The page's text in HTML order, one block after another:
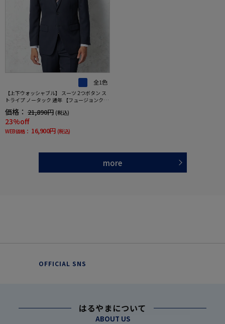
全1色
【上下ウォッシャブル】 スーツ 2つボタン ス
トライプ ノータック 通年 【フュージョンクラ
価格： 21,890円 (税込)
23%off
WEB価格： 16,900円 (税込)
more
OFFICIAL SNS
はるやまについて
ABOUT US